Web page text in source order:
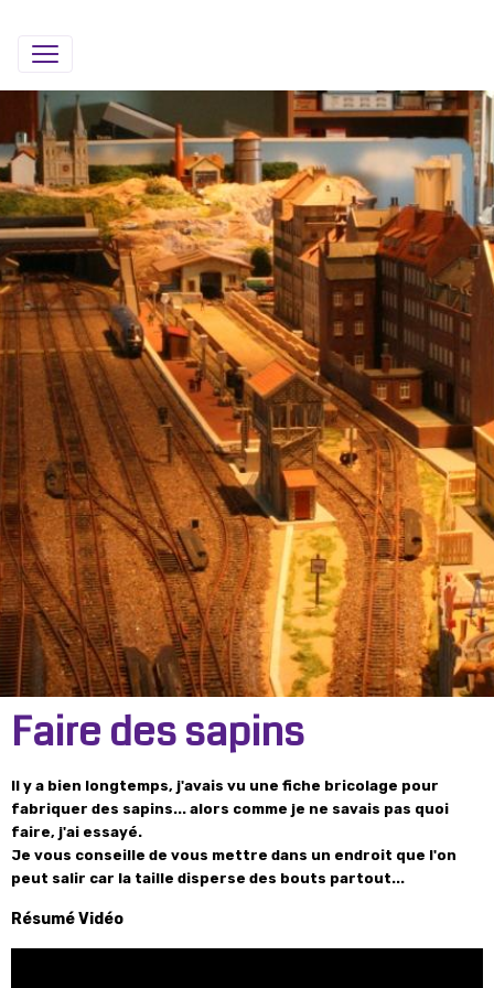
Faire des sapins
Il y a bien longtemps, j'avais vu une fiche bricolage pour
fabriquer des sapins... alors comme je ne savais pas quoi
faire, j'ai essayé.
Je vous conseille de vous mettre dans un endroit que l'on
peut salir car la taille disperse des bouts partout...
Résumé Vidéo